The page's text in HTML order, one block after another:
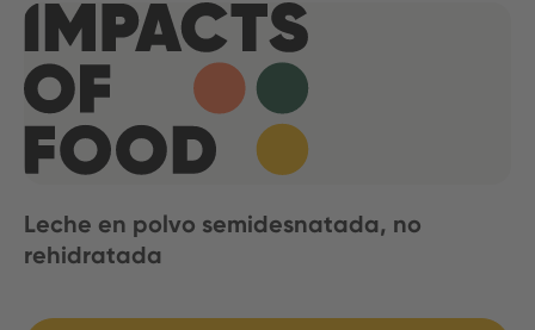
Leche en polvo semidesnatada, no
rehidratada